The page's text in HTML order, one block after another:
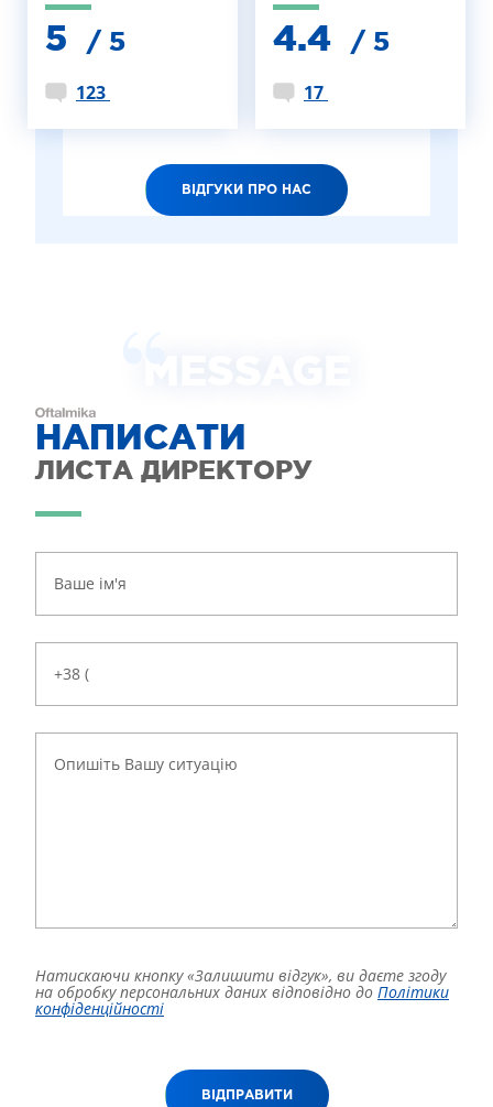
5 / 5
123
4.4 / 5
17
ВІДГУКИ ПРО НАС
НАПИСАТИ
ЛИСТА ДИРЕКТОРУ
Натискаючи кнопку «Залишити відгук», ви даєте згоду
на обробку персональних даних відповідно до Політики
конфіденційності
ВІДПРАВИТИ